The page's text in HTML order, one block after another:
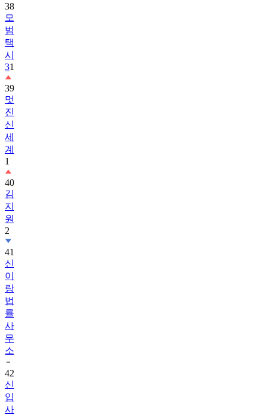
38
모
범
택
시
31
39
멋
진
신
세
계
1
40
김
지
원
2
41
신
이
랑
법
률
사
무
소
42
신
입
사